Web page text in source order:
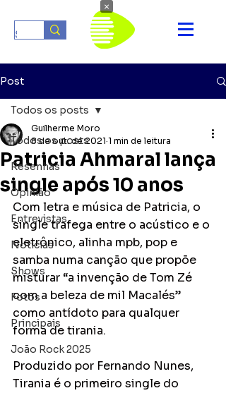
Post
Todos os posts
Resenhas
Opinião
Entrevistas
Notícias
Shows
Fotos
Principais
João Rock 2025
Todos os posts
Patricia Ahmaral lança
single após 10 anos
Guilherme Moro
8 de out. de 2021 1 min de leitura
Com letra e música de Patricia, o
single trafega entre o acústico e o
eletrônico, alinha mpb, pop e
samba numa canção que propõe
misturar “a invenção de Tom Zé
com a beleza de mil Macalés”
como antídoto para qualquer
forma de tirania.
Produzido por Fernando Nunes,
Tirania é o primeiro single do
×